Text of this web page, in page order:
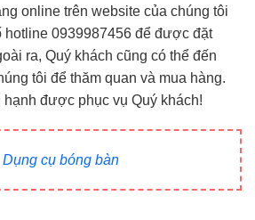
online trên website của chúng tôi
hotline 0939987456 để được đặt
ra, Quý khách cũng có thể đến
tôi để thăm quan và mua hàng.
hạnh được phục vụ Quý khách!
Dụng cụ bóng bàn